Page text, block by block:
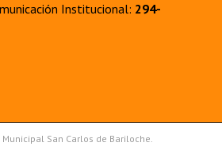
Institucional: 294-
San Carlos de Bariloche.